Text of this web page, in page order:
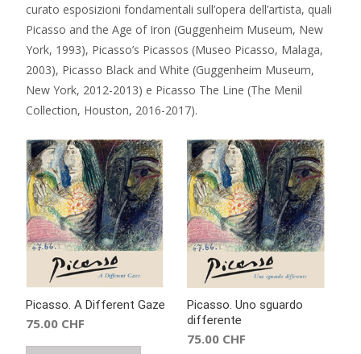
curato esposizioni fondamentali sull’opera dell’artista, quali
Picasso and the Age of Iron (Guggenheim Museum, New
York, 1993), Picasso’s Picassos (Museo Picasso, Malaga,
2003), Picasso Black and White (Guggenheim Museum,
New York, 2012-2013) e Picasso The Line (The Menil
Collection, Houston, 2016-2017).
Picasso. A Different Gaze
75.00 CHF
Picasso. Uno sguardo
differente
75.00 CHF